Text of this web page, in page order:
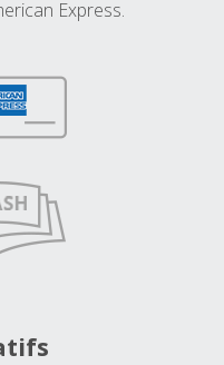
Express.